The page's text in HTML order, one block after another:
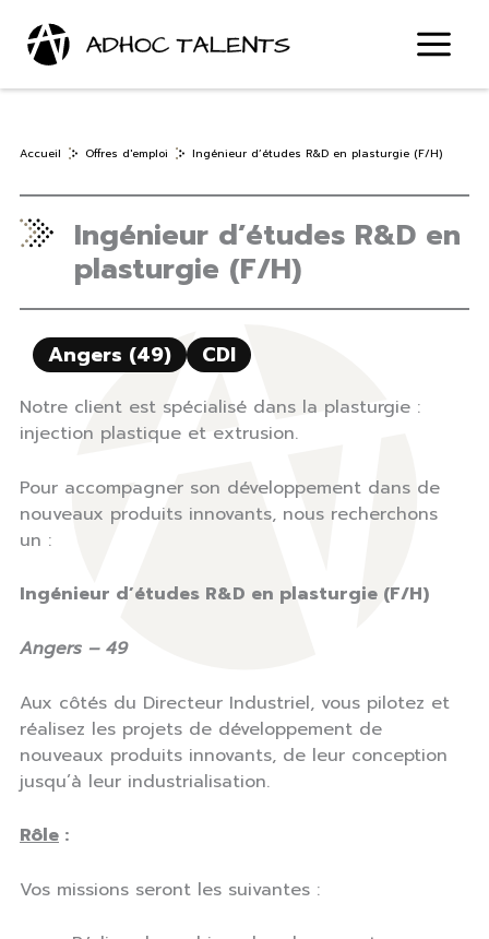
contenu
Accueil Offres d'emploi Ingénieur d’études R&D en plasturgie (F/H)
Ingénieur d’études R&D en
plasturgie (F/H)
Angers (49) CDI
Notre client est spécialisé dans la plasturgie :
injection plastique et extrusion.
Pour accompagner son développement dans de
nouveaux produits innovants, nous recherchons
un :
Ingénieur d’études R&D en plasturgie (F/H)
Angers – 49
Aux côtés du Directeur Industriel, vous pilotez et
réalisez les projets de développement de
nouveaux produits innovants, de leur conception
jusqu’à leur industrialisation.
Rôle :
Vos missions seront les suivantes :